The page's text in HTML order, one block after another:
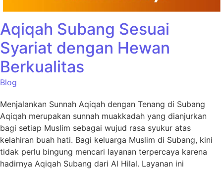
Aqiqah Subang Sesuai
Syariat dengan Hewan
Berkualitas
Blog
Menjalankan Sunnah Aqiqah dengan Tenang di Subang
Aqiqah merupakan sunnah muakkadah yang dianjurkan
bagi setiap Muslim sebagai wujud rasa syukur atas
kelahiran buah hati. Bagi keluarga Muslim di Subang, kini
tidak perlu bingung mencari layanan terpercaya karena
hadirnya Aqiqah Subang dari Al Hilal. Layanan ini